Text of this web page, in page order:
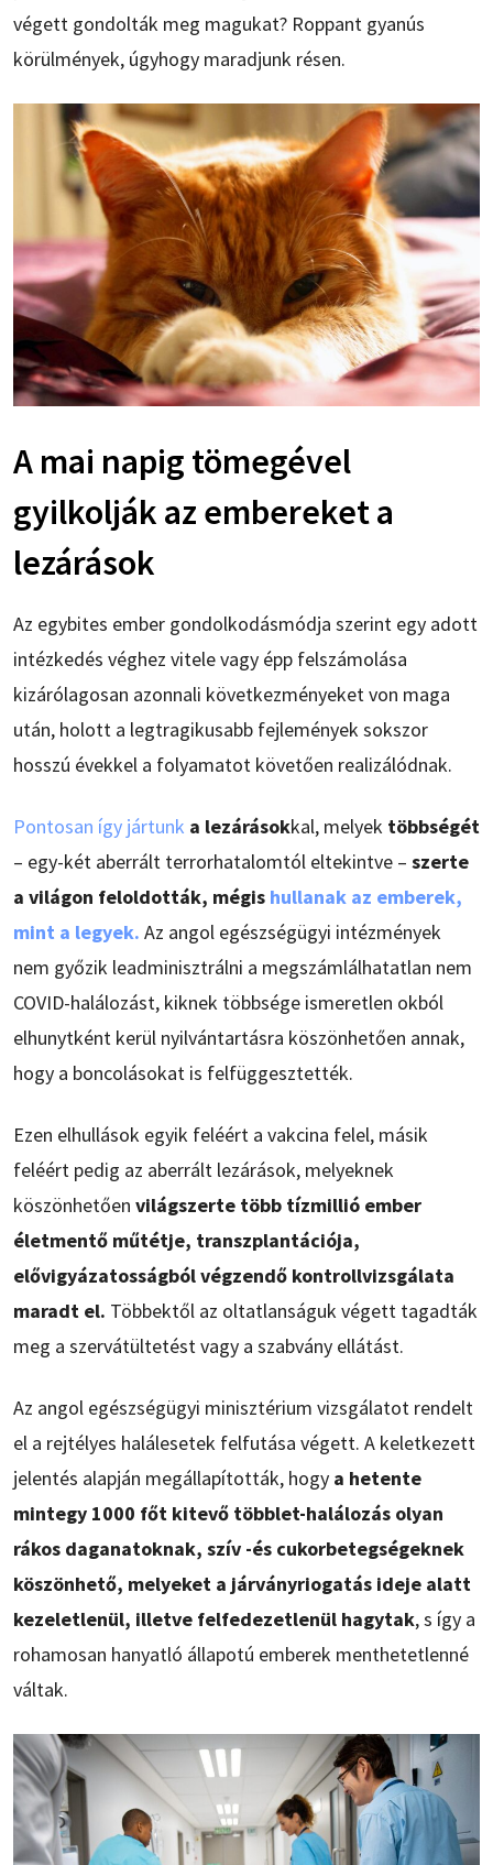
végett gondolták meg magukat? Roppant gyanús
körülmények, úgyhogy maradjunk résen.
A mai napig tömegével
gyilkolják az embereket a
lezárások
Az egybites ember gondolkodásmódja szerint egy adott
intézkedés véghez vitele vagy épp felszámolása
kizárólagosan azonnali következményeket von maga
után, holott a legtragikusabb fejlemények sokszor
hosszú évekkel a folyamatot követően realizálódnak.
Pontosan így jártunk a lezárásokkal, melyek többségét
– egy-két aberrált terrorhatalomtól eltekintve – szerte
a világon feloldották, mégis hullanak az emberek,
mint a legyek. Az angol egészségügyi intézmények
nem győzik leadminisztrálni a megszámlálhatatlan nem
COVID-halálozást, kiknek többsége ismeretlen okból
elhunytként kerül nyilvántartásra köszönhetően annak,
hogy a boncolásokat is felfüggesztették.
Ezen elhullások egyik feléért a vakcina felel, másik
feléért pedig az aberrált lezárások, melyeknek
köszönhetően világszerte több tízmillió ember
életmentő műtétje, transzplantációja,
elővigyázatosságból végzendő kontrollvizsgálata
maradt el. Többektől az oltatlanságuk végett tagadták
meg a szervátültetést vagy a szabvány ellátást.
Az angol egészségügyi minisztérium vizsgálatot rendelt
el a rejtélyes halálesetek felfutása végett. A keletkezett
jelentés alapján megállapították, hogy a hetente
mintegy 1000 főt kitevő többlet-halálozás olyan
rákos daganatoknak, szív -és cukorbetegségeknek
köszönhető, melyeket a járványriogatás ideje alatt
kezeletlenül, illetve felfedezetlenül hagytak, s így a
rohamosan hanyatló állapotú emberek menthetetlenné
váltak.